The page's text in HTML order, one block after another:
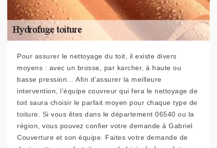
Pour assurer le nettoyage du toit, il existe divers
moyens : avec un brosse, par karcher, à haute ou
basse pression… Afin d’assurer la meilleure
intervention, l’équipe couvreur qui fera le nettoyage de
toit saura choisir le parfait moyen pour chaque type de
toiture. Si vous êtes dans le département 06540 ou la
région, vous pouvez confier votre demande à Gabriel
Couverture et son équipe. Faites votre demande de